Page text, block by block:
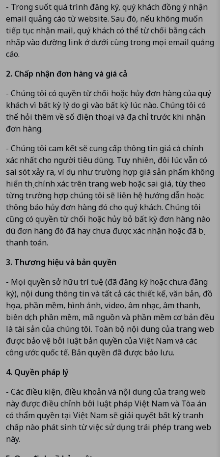
- Trong suốt quá trình đăng ký, quý khách đồng ý nhận
email quảng cáo từ website. Sau đó, nếu không muốn
tiếp tục nhận mail, quý khách có thể từ chối bằng cách
nhấp vào đường link ở dưới cùng trong mọi email quảng
cáo.
2. Chấp nhận đơn hàng và giá cả
- Chúng tôi có quyền từ chối hoặc hủy đơn hàng của quý
khách vì bất kỳ lý do gì vào bất kỳ lúc nào. Chúng tôi có
thể hỏi thêm về số điện thoại và địa chỉ trước khi nhận
đơn hàng.
- Chúng tôi cam kết sẽ cung cấp thông tin giá cả chính
xác nhất cho người tiêu dùng. Tuy nhiên, đôi lúc vẫn có
sai sót xảy ra, ví dụ như trường hợp giá sản phẩm không
hiển thị chính xác trên trang web hoặc sai giá, tùy theo
từng trường hợp chúng tôi sẽ liên hệ hướng dẫn hoặc
thông báo hủy đơn hàng đó cho quý khách. Chúng tôi
cũng có quyền từ chối hoặc hủy bỏ bất kỳ đơn hàng nào
dù đơn hàng đó đã hay chưa được xác nhận hoặc đã bị
thanh toán.
3. Thương hiệu và bản quyền
- Mọi quyền sở hữu trí tuệ (đã đăng ký hoặc chưa đăng
ký), nội dung thông tin và tất cả các thiết kế, văn bản, đồ
họa, phần mềm, hình ảnh, video, âm nhạc, âm thanh,
biên dịch phần mềm, mã nguồn và phần mềm cơ bản đều
là tài sản của chúng tôi. Toàn bộ nội dung của trang web
được bảo vệ bởi luật bản quyền của Việt Nam và các
công ước quốc tế. Bản quyền đã được bảo lưu.
4. Quyền pháp lý
- Các điều kiện, điều khoản và nội dung của trang web
này được điều chỉnh bởi luật pháp Việt Nam và Tòa án
có thẩm quyền tại Việt Nam sẽ giải quyết bất kỳ tranh
chấp nào phát sinh từ việc sử dụng trái phép trang web
này.